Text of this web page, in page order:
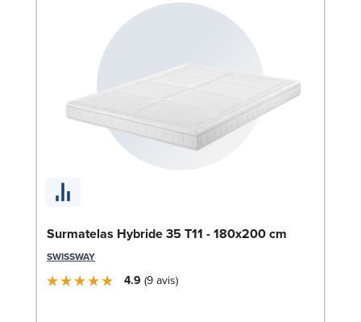
Surmatelas Hybride 35 T11 - 180x200 cm
SWISSWAY
4.9 9avis